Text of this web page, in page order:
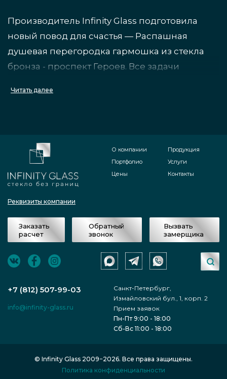
Читать далее
Производитель Infinity Glass подготовила
новый повод для счастья — Распашная
душевая перегородка гармошка из стекла
бронза - проспект Героев. Все задачи
изначально оговорены
предварительные параметры и
стоимость изделия;
после отправки замерщика фирмы
«Инфинити Гласс» заключен договор,
как итог сумма затрат на выполнение
изменялась;
сотрудниками осуществлено
изготовление продукта Распашная
душевая перегородка гармошка из
Реквизиты компании
О компании
Портфолио
Цены
Продукция
Услуги
Контакты
Заказать
расчет
Обратный
звонок
Вызвать
замерщика
+7 (812) 507-99-03
Санкт-Петербург,
Измайловский бул., 1, корп. 2
info@infinity-glass.ru
Прием заявок
Пн-Пт 9:00 - 18:00
Сб-Вс 11:00 - 18:00
© Infinity Glass 2009−2026. Все права защищены.
Политика конфиденциальности